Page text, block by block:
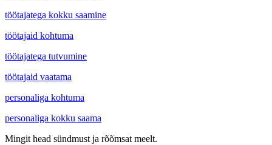
töötajatega kokku saamine
töötajaid kohtuma
töötajatega tutvumine
töötajaid vaatama
personaliga kohtuma
personaliga kokku saama
Mingit head sündmust ja rõõmsat meelt.